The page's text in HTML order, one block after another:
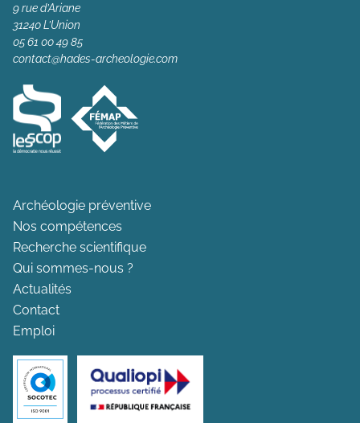
9 rue d’Ariane
31240 L’Union
05 61 00 49 85
contact@hades-archeologie.com
Archéologie préventive
Nos compétences
Recherche scientifique
Qui sommes-nous ?
Actualités
Contact
Emploi